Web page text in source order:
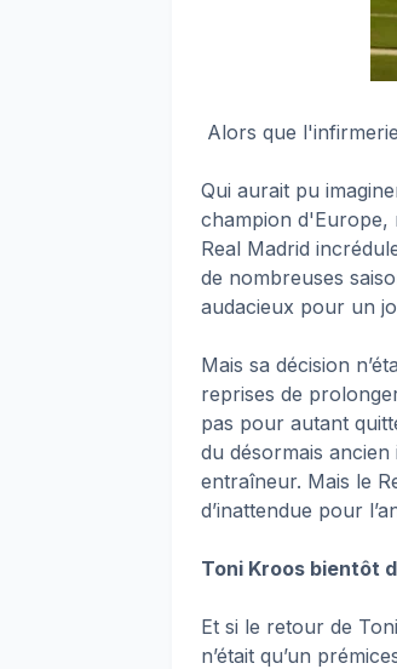
Alors que
Qui aurait pu
champion d'Europe,
Real Madrid
de nombreuses
audacieux pour un
Mais sa décision
reprises de
pas pour autant
du désormais
entraîneur. Mais le
d’inattendue pour
Toni Kroos bientôt
Et si le retour de
n’était qu’un